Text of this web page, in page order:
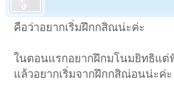
คือว่าอยากเริ่มฝึกกสิณน่ะค่ะ
ในตอนแรกอยากฝึกมโนมยิทธิแต่
แล้วอยากเริ่มจากฝึกกสิณ่อนน่ะค่ะ